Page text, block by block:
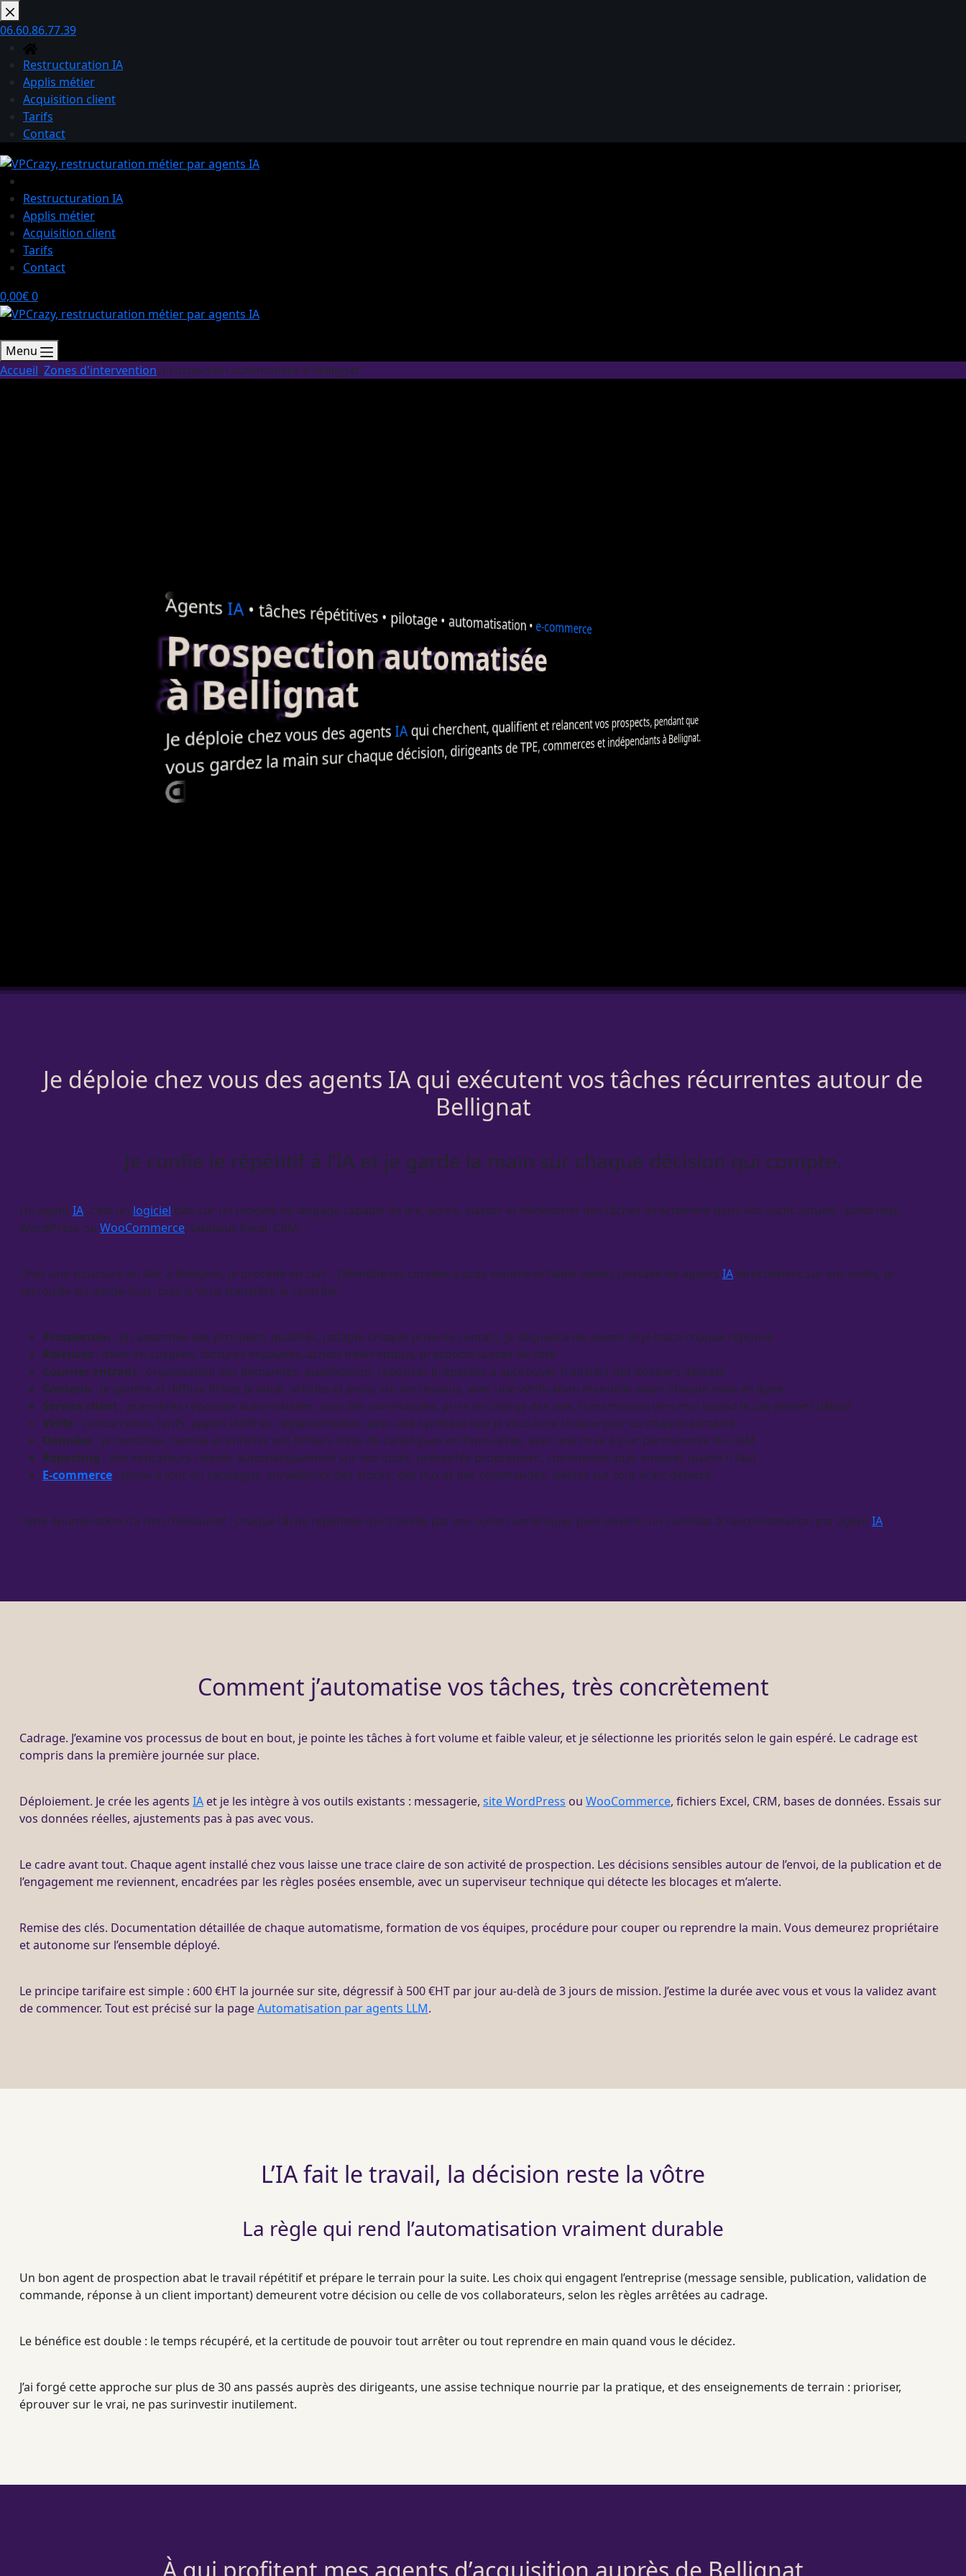
Passer
au
contenu
06.60.86.77.39
Restructuration IA
Applis métier
Acquisition client
Tarifs
Contact
Restructuration IA
Applis métier
Acquisition client
Tarifs
Contact
Panier
d’achat
0,00€0
Menu
Accueil Zones d'intervention Prospection automatisée à Bellignat
AgentsIA• tâches répétitives • pilotage• automatisation•e-commerce
Prospection automatisée
à Bellignat
Je déploie chez vous desagents IAqui cherchent, qualifient et relancent vosprospects, pendant que
vous gardez la main sur chaque décision, dirigeants deTPE, commerces et indépendants à Bellignat.
Je déploie chez vous des agents IA qui exécutent vos tâches récurrentes autour de
Bellignat
Je confie le répétitif à l’IA et je garde la main sur chaque décision qui compte.
Un agent IA, c’est un logiciel bâti sur un modèle de langage capable de lire, écrire, classer et déclencher des tâches directement dans vos outils actuels : boîte mail,
WordPress ou WooCommerce, tableaux Excel, CRM.
Chez une structure en Ain, à Bellignat, je procède en clair : j’identifie les corvées à gros volume et faible valeur, j’installe les agents IA directement sur vos outils, je
verrouille les garde-fous, puis je vous transfère le contrôle.
Prospection : Je rassemble des prospects qualifiés, j’adapte chaque prise de contact, je séquence les envois et je trace chaque réponse
Relances : devis en suspens, factures impayées, achats interrompus, prospects laissés de côté
Courrier entrant : organisation des demandes, qualification, réponses préparées à approuver, transfert des dossiers délicats
Contenu : je génère et diffuse fiches produit, articles et posts sur les réseaux, avec une vérification manuelle avant chaque mise en ligne
Service client : premières réponses automatisées, suivi des commandes, prise en charge des avis, transmission vers moi quand le cas devient délicat
Veille : concurrence, tarifs, appels d’offres, réglementation, avec une synthèse que je vous livre chaque jour ou chaque semaine
Données : je constitue, nettoie et enrichis vos fichiers issus de catalogues et d’annuaires, avec une mise à jour permanente du CRM
Reporting : des indicateurs relevés automatiquement sur vos outils, présentés proprement, commentés puis envoyés quand il faut
E-commerce : tenue à jour du catalogue, surveillance des stocks, des flux et des commandes, alertes sur tout écart détecté
Cette énumération n’a rien d’exhaustif : chaque tâche répétitive qui transite par vos outils numériques peut devenir un candidat à l’automatisation par agent IA.
Comment j’automatise vos tâches, très concrètement
Cadrage. J’examine vos processus de bout en bout, je pointe les tâches à fort volume et faible valeur, et je sélectionne les priorités selon le gain espéré. Le cadrage est
compris dans la première journée sur place.
Déploiement. Je crée les agents IA et je les intègre à vos outils existants : messagerie, site WordPress ou WooCommerce, fichiers Excel, CRM, bases de données. Essais sur
vos données réelles, ajustements pas à pas avec vous.
Le cadre avant tout. Chaqueagent installé chez vous laisse une trace claire de son activité de prospection. Les décisions sensibles autour de l’envoi, de la publication et de
l’engagement me reviennent, encadrées par les règles posées ensemble, avec un superviseur technique qui détecte les blocages et m’alerte.
Remise des clés. Documentation détaillée de chaque automatisme, formation de vos équipes, procédure pour couper ou reprendre la main. Vous demeurez propriétaire
et autonome sur l’ensemble déployé.
Le principe tarifaire est simple : 600 €HT la journée sur site, dégressif à 500 €HT par jour au-delà de 3 jours de mission. J’estime la durée avec vous et vous la validez avant
de commencer. Tout est précisé sur la pageAutomatisation par agents LLM.
L’IA fait le travail, la décision reste la vôtre
La règle qui rend l’automatisation vraiment durable
Un bon agentde prospection abat le travail répétitif et prépare le terrain pour la suite. Les choix qui engagent l’entreprise (message sensible, publication, validation de
commande, réponse à un client important) demeurent votre décision ou celle de vos collaborateurs, selon les règles arrêtées au cadrage.
Le bénéfice est double : le temps récupéré, et la certitude de pouvoir tout arrêter ou tout reprendre en main quand vous le décidez.
J’ai forgé cette approche sur plus de 30 ans passés auprès des dirigeants, une assise technique nourrie par la pratique, et des enseignements de terrain : prioriser,
éprouver sur le vrai, ne pas surinvestir inutilement.